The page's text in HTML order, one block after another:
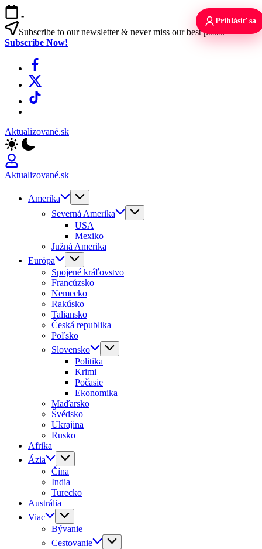
Skip
to
content
-
Subscribe to our newsletter & never miss our best posts.
Subscribe Now!
Facebook
X
TikTok
Aktualizované.sk
Aktualizované.sk
Amerika
Severná Amerika
USA
Mexiko
Južná Amerika
Európa
Spojené kráľovstvo
Francúzsko
Nemecko
Rakúsko
Taliansko
Česká republika
Poľsko
Slovensko
Politika
Krimi
Počasie
Ekonomika
Maďarsko
Švédsko
Ukrajina
Rusko
Afrika
Ázia
Čína
India
Turecko
Austrália
Viac
Bývanie
Cestovanie
Prihlásiť sa